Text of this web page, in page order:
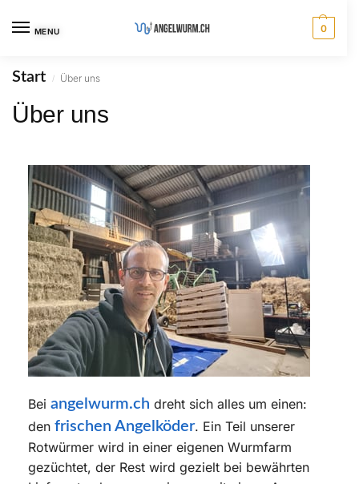
MENU 0
Start / Über uns
Über uns
Bei angelwurm.ch dreht sich alles um einen:
den frischen Angelköder. Ein Teil unserer
Rotwürmer wird in einer eigenen Wurmfarm
gezüchtet, der Rest wird gezielt bei bewährten